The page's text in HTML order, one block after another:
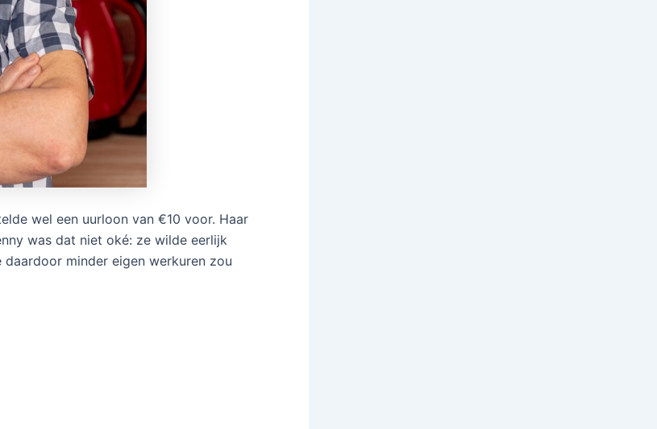
wel een uurloon van €10 voor. Haar
was dat niet oké: ze wilde eerlijk
minder eigen werkuren zou